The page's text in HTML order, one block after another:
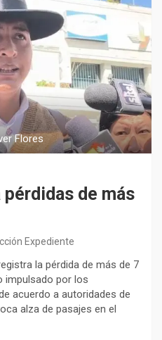
Flores
de más
Expediente
la pérdida de más de 7
impulsado por los
acuerdo a autoridades de
alza de pasajes en el